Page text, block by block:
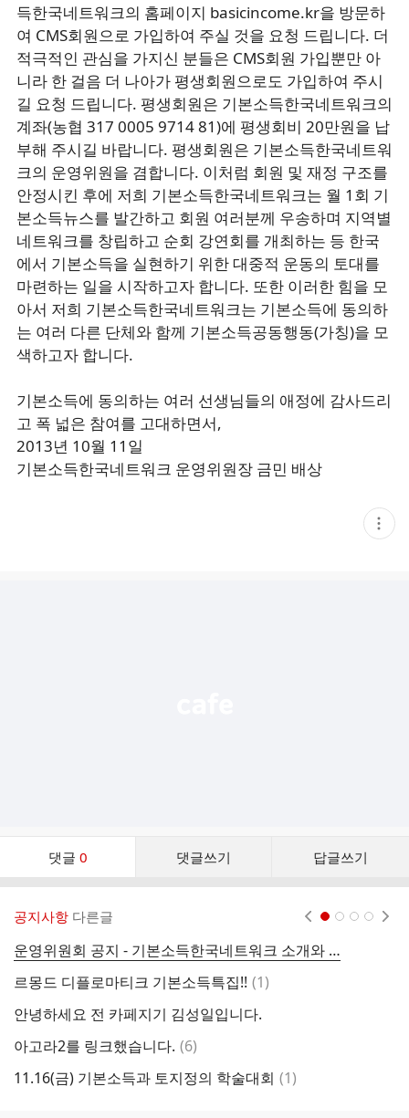
득한국네트워크의 홈페이지 basicincome.kr을 방문하
여 CMS회원으로 가입하여 주실 것을 요청 드립니다. 더
적극적인 관심을 가지신 분들은 CMS회원 가입뿐만 아
니라 한 걸음 더 나아가 평생회원으로도 가입하여 주시
길 요청 드립니다. 평생회원은 기본소득한국네트워크의
계좌(농협 317 0005 9714 81)에 평생회비 20만원을 납
부해 주시길 바랍니다. 평생회원은 기본소득한국네트워
크의 운영위원을 겸합니다. 이처럼 회원 및 재정 구조를
안정시킨 후에 저희 기본소득한국네트워크는 월 1회 기
본소득뉴스를 발간하고 회원 여러분께 우송하며 지역별
네트워크를 창립하고 순회 강연회를 개최하는 등 한국
에서 기본소득을 실현하기 위한 대중적 운동의 토대를
마련하는 일을 시작하고자 합니다. 또한 이러한 힘을 모
아서 저희 기본소득한국네트워크는 기본소득에 동의하
는 여러 다른 단체와 함께 기본소득공동행동(가칭)을 모
색하고자 합니다.
기본소득에 동의하는 여러 선생님들의 애정에 감사드리
고 폭 넓은 참여를 고대하면서,
2013년 10월 11일
기본소득한국네트워크 운영위원장 금민 배상
현
재
댓글 0 댓글쓰기 답글쓰기
댓
공지사항 다른글
운영위원회 공지 - 기본소득한국네트워크 소개와 CMS회원 가입 안내
르몽드 디플로마티크 기본소득특집!! 댓
(1)
안녕하세요 전 카페지기 김성일입니다.
아고라2를 링크했습니다. 댓
(6)
11.16(금) 기본소득과 토지정의 학술대회 댓
(1)